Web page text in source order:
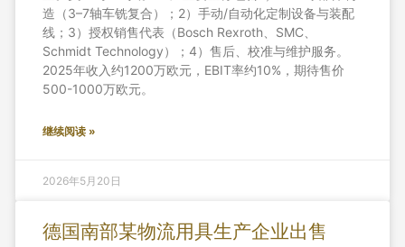
造（3–7轴车铣复合）；2）手动/自动化定制设备与装配
线；3）授权销售代表（Bosch Rexroth、SMC、
Schmidt Technology）；4）售后、校准与维护服务。
2025年收入约1200万欧元，EBIT率约10%，期待售价
500-1000万欧元。
继续阅读 »
2026年5月20日
德国南部某物流用具生产企业出售